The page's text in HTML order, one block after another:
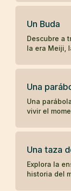
una joven
Un Buda
Descubre a
la era Meiji,
concepto de
Una
Una
vivir el
Una taza
Explora la
historia del